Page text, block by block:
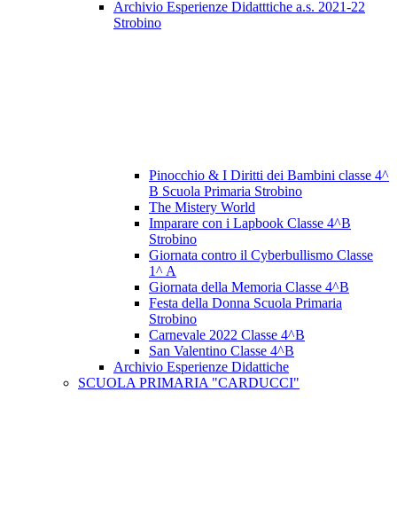
Archivio Esperienze Didatttiche a.s. 2021-22
Strobino
Pinocchio & I Diritti dei Bambini classe 4^
B Scuola Primaria Strobino
The Mistery World
Imparare con i Lapbook Classe 4^B
Strobino
Giornata contro il Cyberbullismo Classe
1^ A
Giornata della Memoria Classe 4^B
Festa della Donna Scuola Primaria
Strobino
Carnevale 2022 Classe 4^B
San Valentino Classe 4^B
Archivio Esperienze Didattiche
SCUOLA PRIMARIA "CARDUCCI"